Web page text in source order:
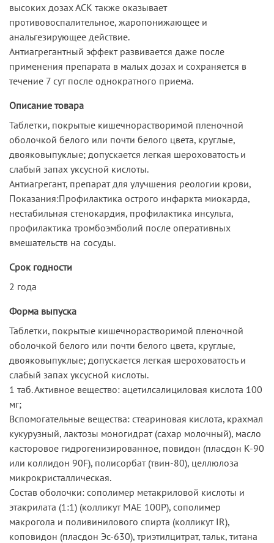
высоких дозах АСК также оказывает
противовоспалительное, жаропонижающее и
анальгезирующее действие.
Антиагрегантный эффект развивается даже после
применения препарата в малых дозах и сохраняется в
течение 7 сут после однократного приема.
Описание товара
Таблетки, покрытые кишечнорастворимой пленочной
оболочкой белого или почти белого цвета, круглые,
двояковыпуклые; допускается легкая шероховатость и
слабый запах уксусной кислоты.
Антиагрегант, препарат для улучшения реологии крови,
Показания:Профилактика острого инфаркта миокарда,
нестабильная стенокардия, профилактика инсульта,
профилактика тромбоэмболий после оперативных
вмешательств на сосуды.
Срок годности
2 года
Форма выпуска
Таблетки, покрытые кишечнорастворимой пленочной
оболочкой белого или почти белого цвета, круглые,
двояковыпуклые; допускается легкая шероховатость и
слабый запах уксусной кислоты.
1 таб. Активное вещество: ацетилсалициловая кислота 100
мг;
Вспомогательные вещества: стеариновая кислота, крахмал
кукурузный, лактозы моногидрат (сахар молочный), масло
касторовое гидрогенизированное, повидон (пласдон К-90
или коллидон 90F), полисорбат (твин-80), целлюлоза
микрокристаллическая.
Состав оболочки: сополимер­ метакриловой ­­кислоты и
этакрилата (1:1) (колликут МАЕ 100Р), сополимер
макрогола и поливинилового спирта (колликут IR),
коповидон (пласдон Эс-630), триэтилцитрат, тальк, титана